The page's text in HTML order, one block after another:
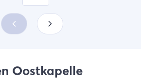
Oostkapelle